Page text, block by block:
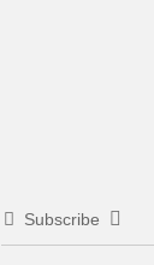
Subscribe